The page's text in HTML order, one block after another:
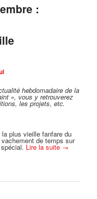
:
hebdomadaire de la
», vous y retrouverez
les projets, etc.
plus vieille fanfare du
de temps sur
Lire la suite →